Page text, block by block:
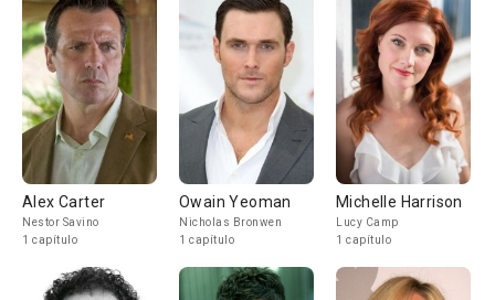
Alex Carter
Nestor Savino
1 capítulo
Owain Yeoman
Nicholas Bronwen
1 capítulo
Michelle Harrison
Lucy Camp
1 capítulo